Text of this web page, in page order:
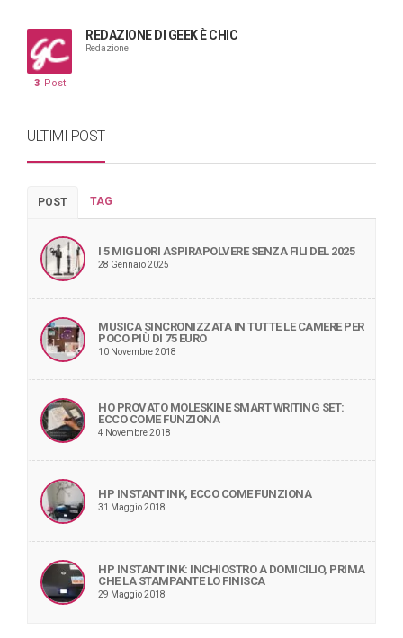
REDAZIONE DI GEEK È CHIC
Redazione
3 Post
ULTIMI POST
POST TAG
I 5 MIGLIORI ASPIRAPOLVERE SENZA FILI DEL 2025
28 Gennaio 2025
MUSICA SINCRONIZZATA IN TUTTE LE CAMERE PER
POCO PIÙ DI 75 EURO
10 Novembre 2018
HO PROVATO MOLESKINE SMART WRITING SET:
ECCO COME FUNZIONA
4 Novembre 2018
HP INSTANT INK, ECCO COME FUNZIONA
31 Maggio 2018
HP INSTANT INK: INCHIOSTRO A DOMICILIO, PRIMA
CHE LA STAMPANTE LO FINISCA
29 Maggio 2018